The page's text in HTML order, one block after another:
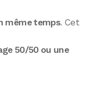
même temps. Cet
50/50 ou une